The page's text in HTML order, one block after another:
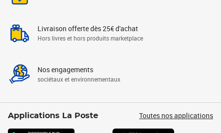
Livraison offerte dès 25€ d'achat
Hors livres et hors produits marketplace
Nos engagements
sociétaux et environnementaux
Applications La Poste Toutes nos applications